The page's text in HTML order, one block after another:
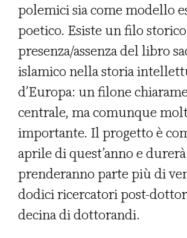
polemici sia come modello
poetico. Esiste un filo
presenza/assenza del libro
islamico nella storia
d’Europa: un filone
centrale, ma comunque
importante. Il progetto è
aprile di quest’anno e
prenderanno parte più di
dodici ricercatori post-
decina di dottorandi.